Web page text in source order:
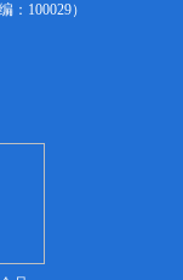
100029）